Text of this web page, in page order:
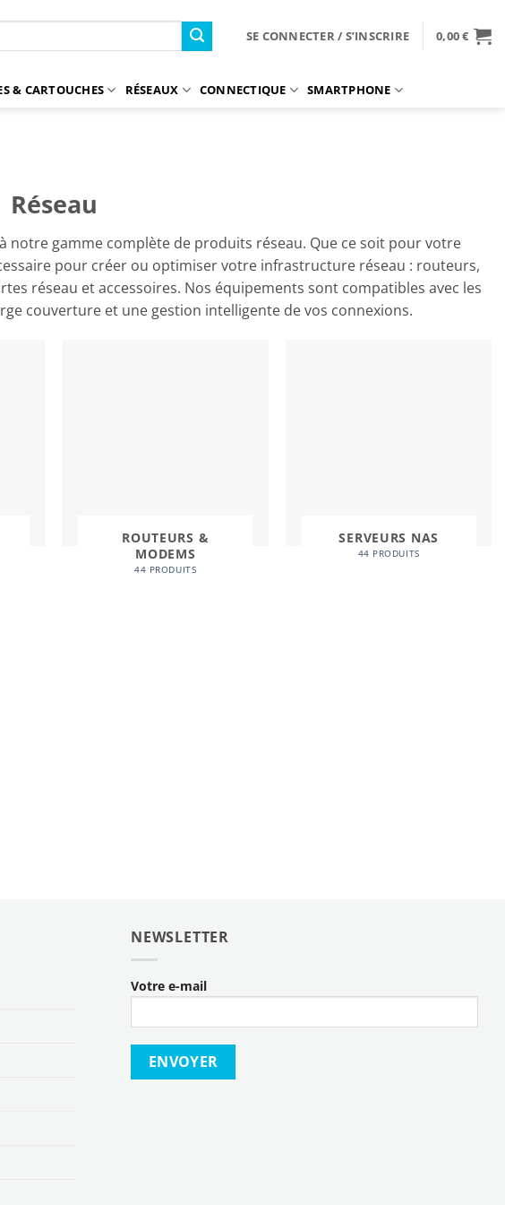
SE CONNECTER / S’INSCRIRE 0,00€
& CARTOUCHES RÉSEAUX CONNECTIQUE SMARTPHONE
Réseau
notre gamme complète de produits réseau. Que ce soit pour votre
pour créer ou optimiser votre infrastructure réseau : routeurs,
réseau et accessoires. Nos équipements sont compatibles avec les
couverture et une gestion intelligente de vos connexions.
ROUTEURS &
MODEMS
44 PRODUITS
SERVEURS NAS
44 PRODUITS
NEWSLETTER
Votre e-mail